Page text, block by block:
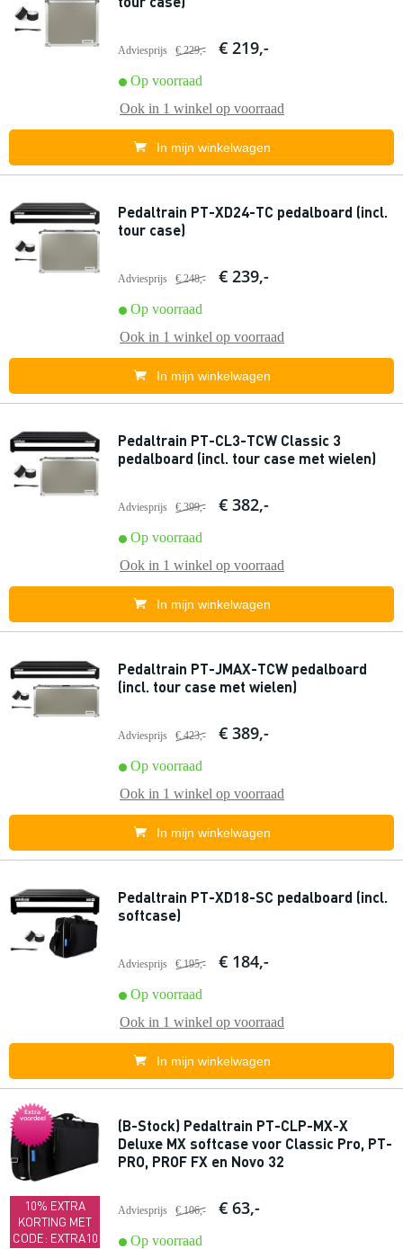
Adviesprijs € 229,- € 219,-
Op voorraad
Ook in 1 winkel op voorraad
In mijn winkelwagen
Pedaltrain PT-XD24-TC pedalboard (incl.
tour case)
Adviesprijs € 248,- € 239,-
Op voorraad
Ook in 1 winkel op voorraad
In mijn winkelwagen
Pedaltrain PT-CL3-TCW Classic 3
pedalboard (incl. tour case met wielen)
Adviesprijs € 399,- € 382,-
Op voorraad
Ook in 1 winkel op voorraad
In mijn winkelwagen
Pedaltrain PT-JMAX-TCW pedalboard
(incl. tour case met wielen)
Adviesprijs € 423,- € 389,-
Op voorraad
Ook in 1 winkel op voorraad
In mijn winkelwagen
Pedaltrain PT-XD18-SC pedalboard (incl.
softcase)
Adviesprijs € 195,- € 184,-
Op voorraad
Ook in 1 winkel op voorraad
In mijn winkelwagen
Extra
voordeel
10% EXTRA
KORTING MET
CODE: EXTRA10
(B-Stock) Pedaltrain PT-CLP-MX-X
Deluxe MX softcase voor Classic Pro, PT-
PRO, PROF FX en Novo 32
Adviesprijs € 106,- € 63,-
Op voorraad